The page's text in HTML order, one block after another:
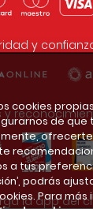
y
y
la app del
cookies
de que
a tus
podrás
Para más